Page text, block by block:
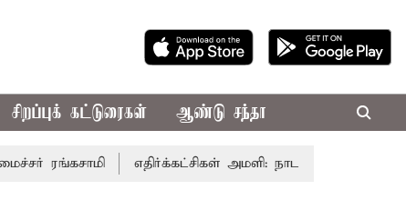
சிறப்புக் கட்டுரைகள் ஆண்டு சந்தா
எதிர்க்கட்சிகள் அமளி: நாடாளுமன்ற இரு